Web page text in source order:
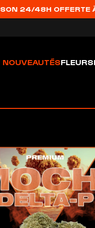
48H OFFERTE À
NOUVEAUTÉSFLEURS